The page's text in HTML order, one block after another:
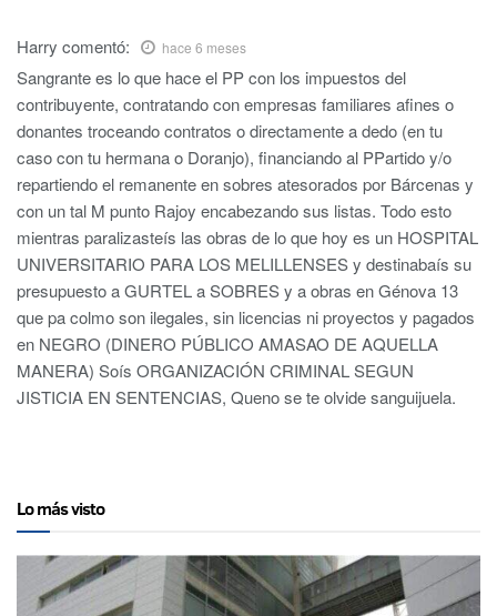
Harry comentó: hace 6 meses
Sangrante es lo que hace el PP con los impuestos del
contribuyente, contratando con empresas familiares afines o
donantes troceando contratos o directamente a dedo (en tu
caso con tu hermana o Doranjo), financiando al PPartido y/o
repartiendo el remanente en sobres atesorados por Bárcenas y
con un tal M punto Rajoy encabezando sus listas. Todo esto
mientras paralizasteís las obras de lo que hoy es un HOSPITAL
UNIVERSITARIO PARA LOS MELILLENSES y destinabaís su
presupuesto a GURTEL a SOBRES y a obras en Génova 13
que pa colmo son ilegales, sin licencias ni proyectos y pagados
en NEGRO (DINERO PÚBLICO AMASAO DE AQUELLA
MANERA) Soís ORGANIZACIÓN CRIMINAL SEGUN
JISTICIA EN SENTENCIAS, Queno se te olvide sanguijuela.
Lo más visto